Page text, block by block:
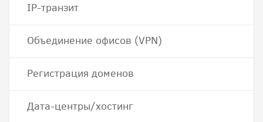
IP-транзит
Объединение офисов (VPN)
Регистрация доменов
Дата-центры/хостинг